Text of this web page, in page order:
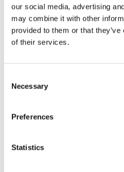
our social media, advertising
may combine it with other
provided to them or that
of their services.
Selection
Necessary
Preferences
Statistics
– Minua kiinnostaa oppia ne
työskentelytavat, jotka sisältyvät
prosessiin. On jännittävää
”rajoittavan” työtä, sen sijaan
esityskokonaisuudelle, niin
on tutkittu DuvTeaternin TIKSI –